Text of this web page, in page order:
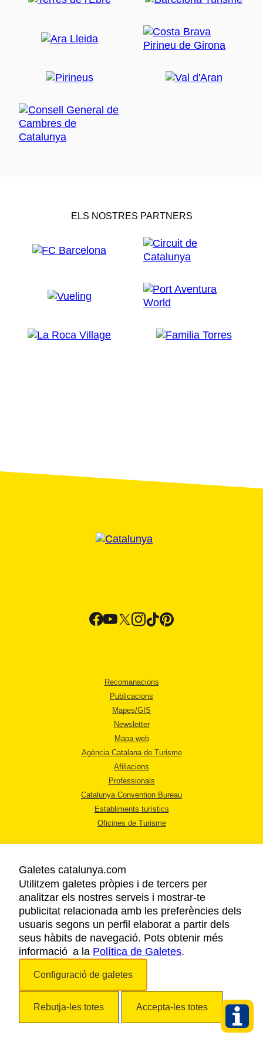
ELS NOSTRES PARTNERS
Recomanacions
Publicacions
Mapes/GIS
Newsletter
Mapa web
Agència Catalana de Turisme
Afiliacions
Professionals
Catalunya Convention Bureau
Establiments turístics
Oficines de Turisme
AVÍS LEGAL
POLÍTICA DE PRIVACITAT
COOKIES
ACCESSIBILITAT
Galetes catalunya.com
Utilitzem galetes pròpies i de tercers per
analitzar els nostres serveis i mostrar-te
publicitat relacionada amb les preferències dels
usuaris segons un perfil elaborat a partir dels
seus hàbits de navegació. Pots obtenir més
informació a la Política de Galetes.
Configuració de galetes
Rebutja-les totes Accepta-les totes